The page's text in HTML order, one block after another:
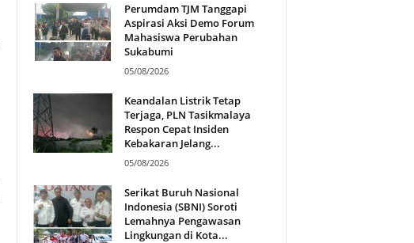
Perumdam TJM Tanggapi
Aspirasi Aksi Demo Forum
Mahasiswa Perubahan
Sukabumi
05/08/2026
Keandalan Listrik Tetap
Terjaga, PLN Tasikmalaya
Respon Cepat Insiden
Kebakaran Jelang...
05/08/2026
Serikat Buruh Nasional
Indonesia (SBNI) Soroti
Lemahnya Pengawasan
Lingkungan di Kota...